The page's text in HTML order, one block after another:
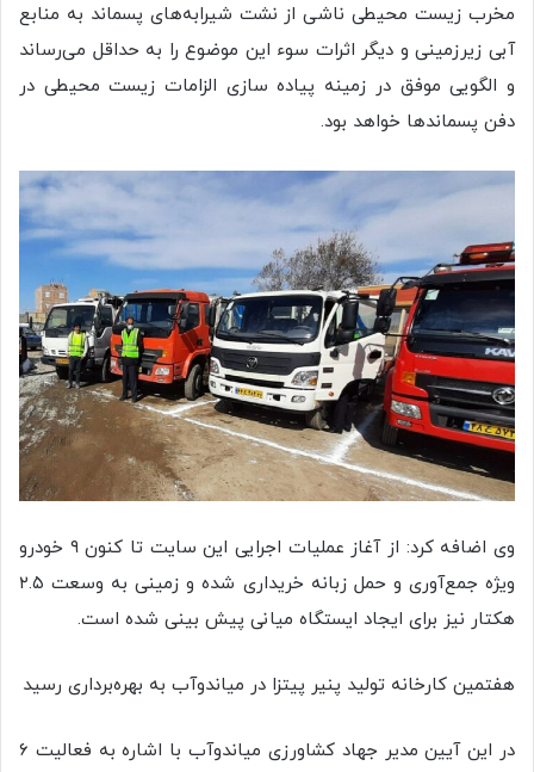
مخرب زیست محیطی ناشی از نشت شیرابه‌های پسماند به منابع
آبی زیرزمینی و دیگر اثرات سوء این موضوع را به حداقل می‌رساند
و الگویی موفق در زمینه پیاده سازی الزامات زیست محیطی در
دفن پسماندها خواهد بود.
وی اضافه کرد: از آغاز عملیات اجرایی این سایت تا کنون ۹ خودرو
ویژه جمع‌آوری و حمل زبانه خریداری شده و زمینی به وسعت ۲.۵
هکتار نیز برای ایجاد ایستگاه میانی پیش بینی شده است.
هفتمین کارخانه تولید پنیر پیتزا در میاندوآب به بهره‌برداری رسید
در این آیین مدیر جهاد کشاورزی میاندوآب با اشاره به فعالیت ۶